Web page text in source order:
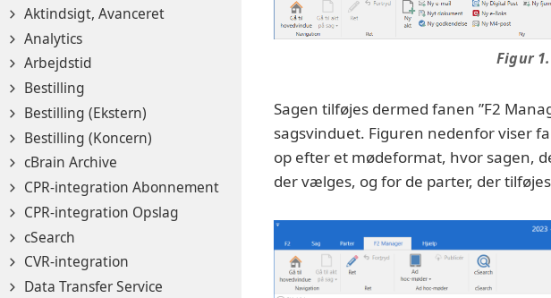
Aktindsigt, Avanceret
Analytics
Arbejdstid
Bestilling
Bestilling (Ekstern)
Bestilling (Koncern)
cBrain Archive
CPR-integration Abonnement
CPR-integration Opslag
cSearch
CVR-integration
Data Transfer Service
Figur
Sagen tilføjes dermed fanen ”F2
sagsvinduet. Figuren nedenfor viser
op efter et mødeformat, hvor sagen,
der vælges, og for de parter, der